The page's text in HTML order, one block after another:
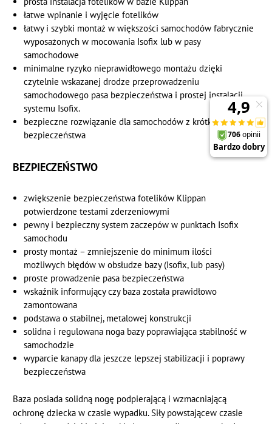
łatwe wpinanie i wyjęcie fotelików
łatwy i szybki montaż w większości samochodów fabrycznie
wyposażonych w mocowania Isofix lub w pasy
samochodowe
minimalne ryzyko nieprawidłowego montażu dzięki
czytelnie wskazanej drodze przeprowadzeniu
samochodowego pasa bezpieczeństwa i prostej instalacji
systemu Isofix.
bezpieczne rozwiązanie dla samochodów z krótkim pasem
bezpieczeństwa
BEZPIECZEŃSTWO
zwiększenie bezpieczeństwa fotelików Klippan
potwierdzone testami zderzeniowymi
pewny i bezpieczny system zaczepów w punktach Isofix
samochodu
prosty montaż – zmniejszenie do minimum ilości
możliwych błędów w obsłudze bazy (Isofix, lub pasy)
proste prowadzenie pasa bezpieczeństwa
wskaźnik informujący czy baza została prawidłowo
zamontowana
podstawa o stabilnej, metalowej konstrukcji
solidna i regulowana noga bazy poprawiająca stabilność w
samochodzie
wyparcie kanapy dla jeszcze lepszej stabilizacji i poprawy
bezpieczeństwa
Baza posiada solidną nogę podpierającą i wzmacniającą
ochronę dziecka w czasie wypadku. Siły powstającew czasie